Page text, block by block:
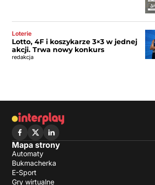
Loterie
Lotto, 4F i koszykarze 3×3 w jednej
akcji. Trwa nowy konkurs
redakcja
Mapa strony
Automaty
Bukmacherka
E-Sport
Gry wirtualne